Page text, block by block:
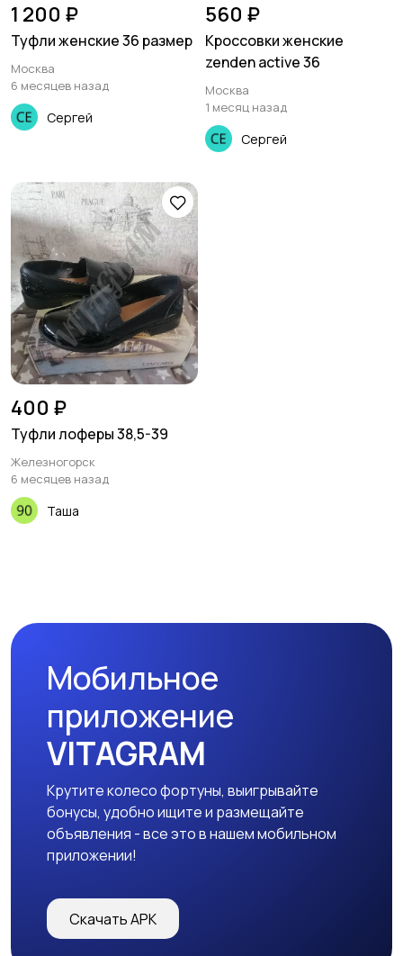
1 200 ₽
Туфли женские 36 размер
Москва
6 месяцев назад
Сергей
560 ₽
Кроссовки женские
zenden active 36
Москва
1 месяц назад
Сергей
400 ₽
Туфли лоферы 38,5-39
Железногорск
6 месяцев назад
Таша
Мобильное
приложение
VITAGRAM
Крутите колесо фортуны, выигрывайте
бонусы, удобно ищите и размещайте
объявления - все это в нашем мобильном
приложении!
Скачать APK